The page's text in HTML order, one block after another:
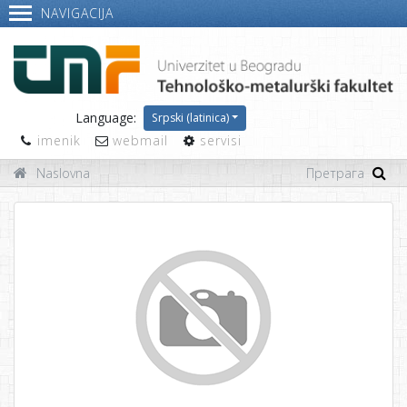
NAVIGACIJA
Language: Srpski (latinica)
imenik webmail
servisi
Naslovna